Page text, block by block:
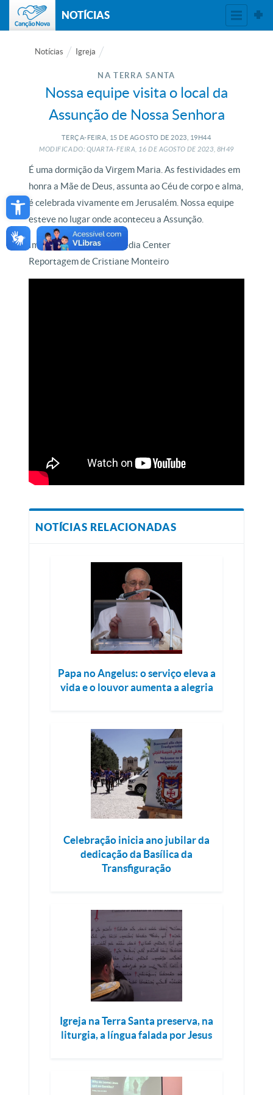
Open toolbar
NOTÍCIAS
Notícias Igreja
NA TERRA SANTA
Nossa equipe visita o local da
Assunção de Nossa Senhora
TERÇA-FEIRA, 15 DE AGOSTO DE 2023, 19H44
MODIFICADO: QUARTA-FEIRA, 16 DE AGOSTO DE2023, 8H49
É uma dormição da Virgem Maria. As festividades em
honra a Mãe de Deus, assunta ao Céu de corpo e alma,
é celebrada vivamente em Jerusalém. Nossa equipe
esteve no lugar onde aconteceu a Assunção.
Imagens de Christian Media Center
Reportagem de Cristiane Monteiro
NOTÍCIAS RELACIONADAS
Papa no Angelus: o serviço eleva a
vida e o louvor aumenta a alegria
Celebração inicia ano jubilar da
dedicação da Basílica da
Transfiguração
Igreja na Terra Santa preserva, na
liturgia, a língua falada por Jesus